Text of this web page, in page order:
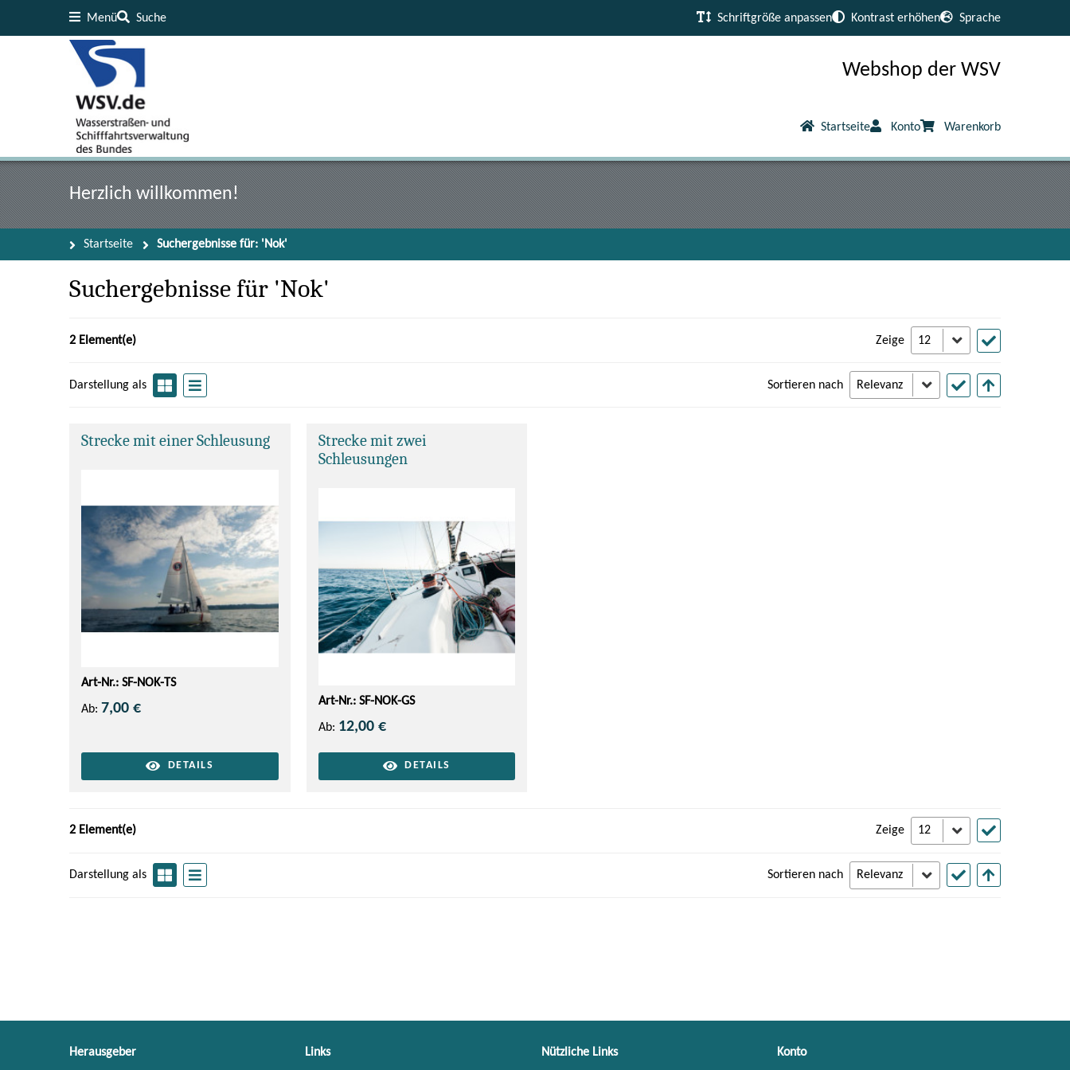
Menü Suche Schriftgröße anpassen Kontrast erhöhen Sprache
Webshop der WSV
Startseite Konto Warenkorb
Herzlich willkommen!
Startseite Suchergebnisse für: 'Nok'
Suchergebnisse für 'Nok'
2 Element(e) Zeige
Darstellung als Sortieren nach
Strecke mit einer Schleusung
Art-Nr.: SF-NOK-TS
Ab: 7,00 €
DETAILS
Strecke mit zwei
Schleusungen
Art-Nr.: SF-NOK-GS
Ab: 12,00 €
DETAILS
2 Element(e) Zeige
Darstellung als Sortieren nach
Herausgeber Links Nützliche Links Konto